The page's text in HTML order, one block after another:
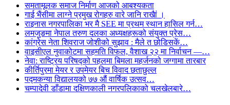
समतामूलक समाज निर्माण आजको आबश्यकता
गाई भैंसीमा लाग्ने प्रमुख रोगहरु वारे जानि राखैां ।
राइनास नगरपालिका भर मै SEE मा प्रथम स्थान हासिल गर्न…
लमजुङमा नेपाल तरुण दलका अध्यक्षहरूको संयुक्त प्रेस…
कांग्रेस नेता शिवराज जोशीको सुझाव : मैले त छोडिसकें…
वाइसीएल नुवाकोटमा सहमति विफल, वैशाख २२ मा निर्वाचन —…
नेवा: राष्ट्रिय परिषद्को पहलमा बिमला महर्जनको जग्गामा तारबार
कीर्तिपुरमा मेयर र उपमेयर बिच विवाद छताछुल्ल
पद्मकन्या विद्यालयको ७७ औं ‌‌वार्षिक ‌उत्सव…
चम्पादेवी डाँडामा दक्षिणकाली नगरपलिकाको चलखेलबारे…